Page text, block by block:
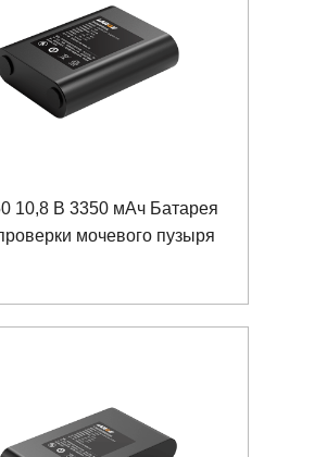
10,8 В 3350 мАч Батарея
мочевого пузыря